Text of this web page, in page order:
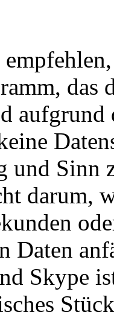
und Sinn
darum,
Daten
Skype